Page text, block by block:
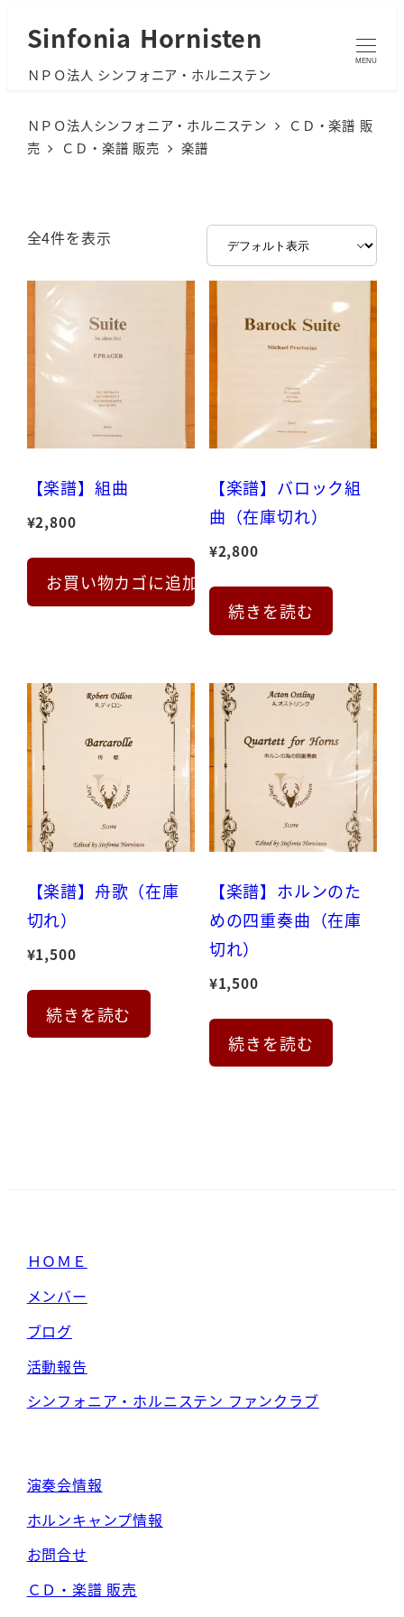
Sinfonia Hornisten
ＮＰＯ法人 シンフォニア・ホルニステン
MENU
ＮＰＯ法人シンフォニア・ホルニステン
ＣＤ・楽譜 販
売
ＣＤ・楽譜 販売 楽譜
全4件を表示
【楽譜】組曲
¥2,800
お買い物カゴに追加
【楽譜】バロック組
曲（在庫切れ）
¥2,800
続きを読む
【楽譜】舟歌（在庫
切れ）
¥1,500
続きを読む
【楽譜】ホルンのた
めの四重奏曲（在庫
切れ）
¥1,500
続きを読む
ＨＯＭＥ
メンバー
ブログ
活動報告
シンフォニア・ホルニステン ファンクラブ
演奏会情報
ホルンキャンプ情報
お問合せ
ＣＤ・楽譜 販売